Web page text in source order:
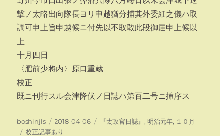
撃ノ太略出向隊長ヨリ申越猶分捕其外委細之儀ハ取
調可申上旨申越候ニ付先以不取敢此段御届申上候以
上
十月四日
〈肥前少将内〉原口重蔵
校正
既ニ刊行スル会津降伏ノ日誌ハ第百二号ニ挿序ス
投
稿
boshinjls
投
稿
2018-04-06
カ『太政官日誌』 , 明治元年, １０月
タ
校正記事あり